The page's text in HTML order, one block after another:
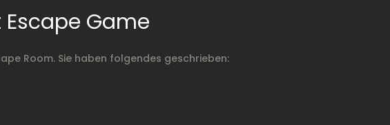
Game
Room. Sie haben folgendes geschrieben: